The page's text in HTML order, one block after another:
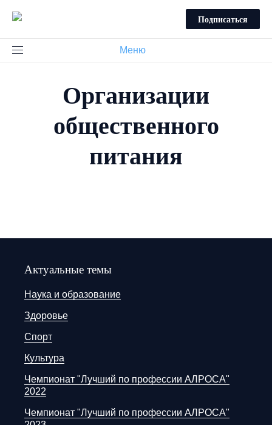
Подписаться
Меню
Организации
общественного
питания
Актуальные темы
Наука и образование
Здоровье
Спорт
Культура
Чемпионат "Лучший по профессии АЛРОСА"
2022
Чемпионат "Лучший по профессии АЛРОСА"